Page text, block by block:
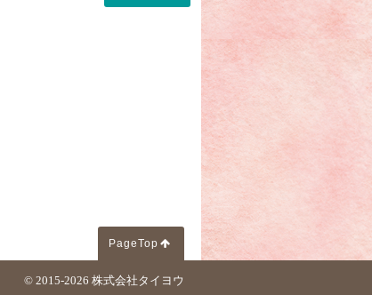
「【家族葬のアムール「新型コロナウイルス"感染症予防
PageTop
© 2015-2026 株式会社タイヨウ